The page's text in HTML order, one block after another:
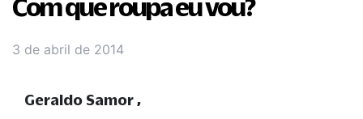
Com que roupa eu vou?
3 de abril de 2014
Geraldo Samor